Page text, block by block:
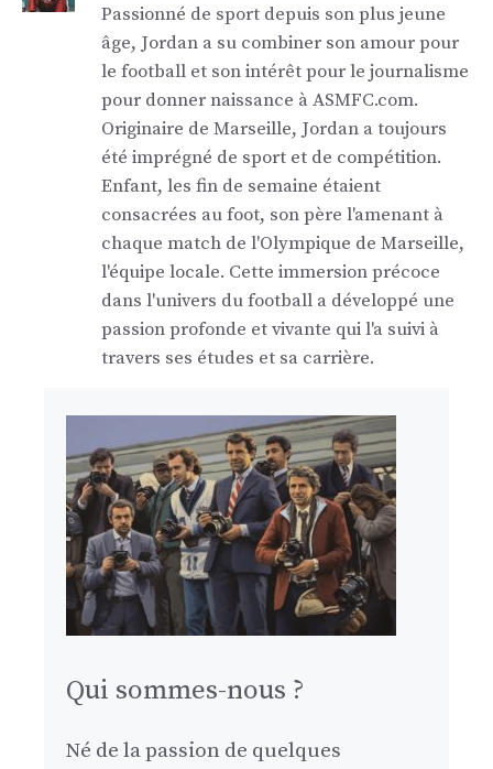
Passionné de sport depuis son plus jeune
âge, Jordan a su combiner son amour pour
le football et son intérêt pour le journalisme
pour donner naissance à ASMFC.com.
Originaire de Marseille, Jordan a toujours
été imprégné de sport et de compétition.
Enfant, les fin de semaine étaient
consacrées au foot, son père l'amenant à
chaque match de l'Olympique de Marseille,
l'équipe locale. Cette immersion précoce
dans l'univers du football a développé une
passion profonde et vivante qui l'a suivi à
travers ses études et sa carrière.
Qui sommes-nous ?
Né de la passion de quelques